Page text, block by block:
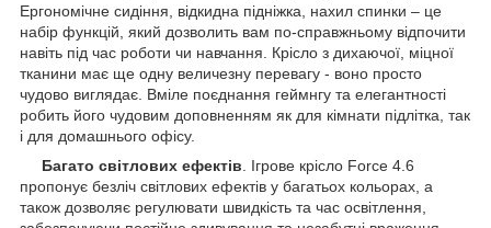
Ергономічне сидіння, відкидна підніжка, нахил спинки – це
набір функцій, який дозволить вам по-справжньому відпочити
навіть під час роботи чи навчання. Крісло з дихаючої, міцної
тканини має ще одну величезну перевагу - воно просто
чудово виглядає. Вміле поєднання геймнгу та елегантності
робить його чудовим доповненням як для кімнати підлітка, так
і для домашнього офісу.
Багато світлових ефектів . Ігрове крісло Force 4.6
пропонує безліч світлових ефектів у багатьох кольорах, а
також дозволяє регулювати швидкість та час освітлення,